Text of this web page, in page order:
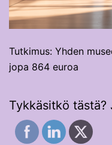
Tutkimus: Yhden
jopa 864 euroa
Tykkäsitkö tästä?